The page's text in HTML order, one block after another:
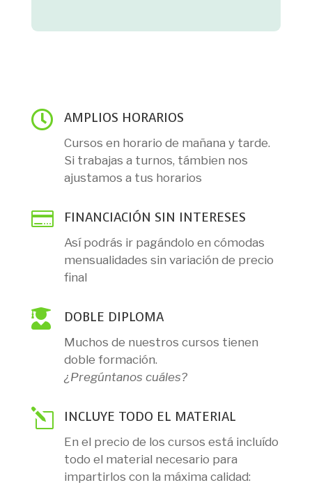
 AMPLIOS HORARIOS
Cursos en horario de mañana y tarde.
Si trabajas a turnos, támbien nos
ajustamos a tus horarios
 FINANCIACIÓN SIN INTERESES
Así podrás ir pagándolo en cómodas
mensualidades sin variación de precio
final
 DOBLE DIPLOMA
Muchos de nuestros cursos tienen
doble formación.
¿Pregúntanos cuáles?
l INCLUYE TODO EL MATERIAL
En el precio de los cursos está incluído
todo el material necesario para
impartirlos con la máxima calidad: